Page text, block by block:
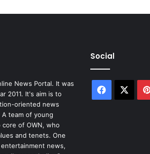
News Portal. It was
2011. It's aim is to
oriented news
team of young
of OWN, who
and tenets. One
news,
Social
Facebook